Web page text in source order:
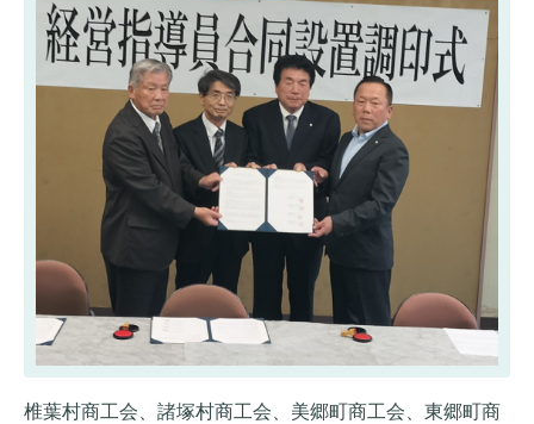
椎葉村商工会、諸塚村商工会、美郷町商工会、東郷町商